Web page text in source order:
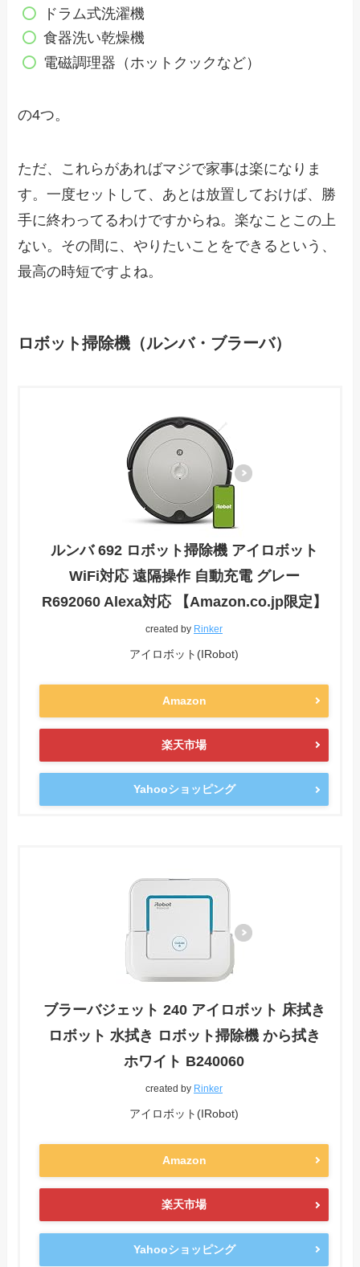
ドラム式洗濯機
食器洗い乾燥機
電磁調理器（ホットクックなど）
の4つ。
ただ、これらがあればマジで家事は楽になりま
す。一度セットして、あとは放置しておけば、勝
手に終わってるわけですからね。楽なことこの上
ない。その間に、やりたいことをできるという、
最高の時短ですよね。
ロボット掃除機（ルンバ・ブラーバ）
ルンバ 692 ロボット掃除機 アイロボット
WiFi対応 遠隔操作 自動充電 グレー
R692060 Alexa対応 【Amazon.co.jp限定】
created by Rinker
アイロボット(IRobot)
Amazon
楽天市場
Yahooショッピング
ブラーバジェット 240 アイロボット 床拭き
ロボット 水拭き ロボット掃除機 から拭き
ホワイト B240060
created by Rinker
アイロボット(IRobot)
Amazon
楽天市場
Yahooショッピング